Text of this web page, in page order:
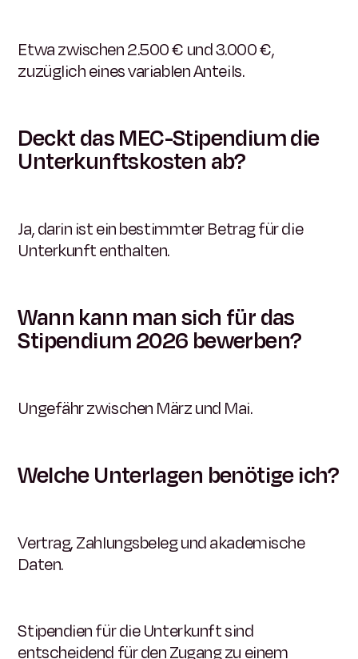
Etwa zwischen 2.500 € und 3.000 €,
zuzüglich eines variablen Anteils.
Deckt das MEC-Stipendium die
Unterkunftskosten ab?
Ja, darin ist ein bestimmter Betrag für die
Unterkunft enthalten.
Wann kann man sich für das
Stipendium 2026 bewerben?
Ungefähr zwischen März und Mai.
Welche Unterlagen benötige ich?
Vertrag, Zahlungsbeleg und akademische
Daten.
Stipendien für die Unterkunft sind
entscheidend für den Zugang zu einem